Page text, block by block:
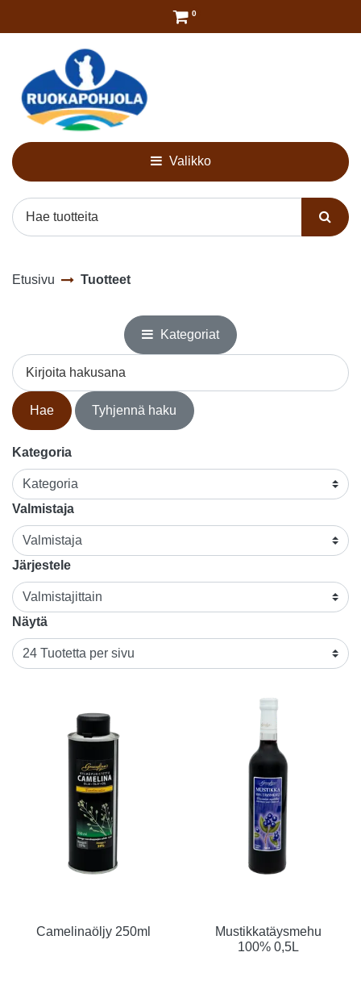
0
Valikko
Etusivu Tuotteet
Kategoriat
Kirjoita hakusana
Hae Tyhjennä haku
Kategoria
Valmistaja
Järjestele
Näytä
Camelinaöljy 250ml
Mustikkatäysmehu
100% 0,5L